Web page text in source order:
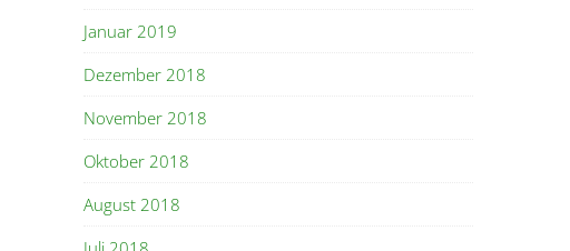
Januar 2019
Dezember 2018
November 2018
Oktober 2018
August 2018